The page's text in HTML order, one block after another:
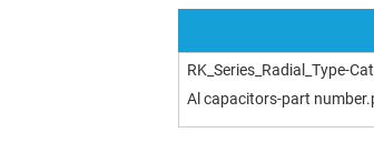
RK_Series_Radial_Type-
Al capacitors-part